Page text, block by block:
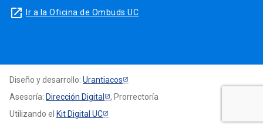
launch Ir a la Oficina de Ombuds UC
Diseño y desarrollo: Urantiacos
Asesoría: Dirección Digital
, Prorrectoría
Utilizando el Kit Digital UC